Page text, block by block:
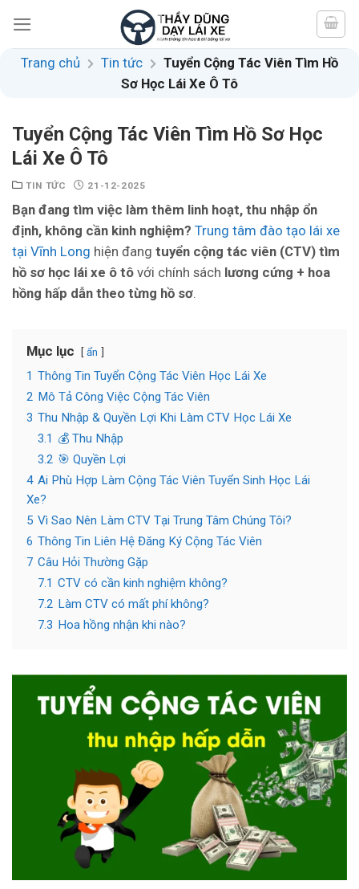
content
Trang chủ Tin tức
Tuyển Cộng Tác Viên Tìm Hồ
Sơ Học Lái Xe Ô Tô
Tuyển Cộng Tác Viên Tìm Hồ Sơ Học
Lái Xe Ô Tô
TIN TỨC 21-12-2025
Bạn đang tìm việc làm thêm linh hoạt, thu nhập ổn
định, không cần kinh nghiệm? Trung tâm đào tạo lái xe
tại Vĩnh Long hiện đang tuyển cộng tác viên (CTV) tìm
hồ sơ học lái xe ô tô với chính sách lương cứng + hoa
hồng hấp dẫn theo từng hồ sơ
Mục lục ẩn
1 Thông Tin Tuyển Cộng Tác Viên Học Lái Xe
2 Mô Tả Công Việc Cộng Tác Viên
3 Thu Nhập & Quyền Lợi Khi Làm CTV Học Lái Xe
3.1 💰 Thu Nhập
3.2 🎯 Quyền Lợi
4 Ai Phù Hợp Làm Cộng Tác Viên Tuyển Sinh Học Lái
Xe?
5 Vì Sao Nên Làm CTV Tại Trung Tâm Chúng Tôi?
6 Thông Tin Liên Hệ Đăng Ký Cộng Tác Viên
7 Câu Hỏi Thường Gặp
7.1 CTV có cần kinh nghiệm không?
7.2 Làm CTV có mất phí không?
7.3 Hoa hồng nhận khi nào?